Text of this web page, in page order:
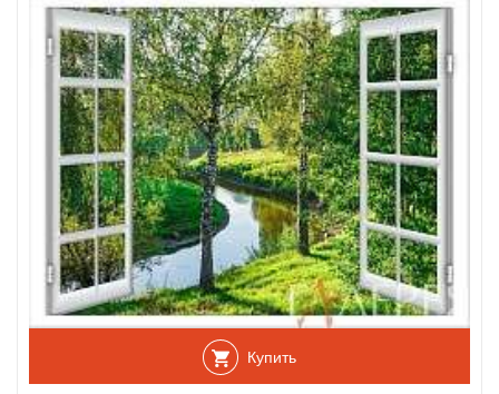
Купить